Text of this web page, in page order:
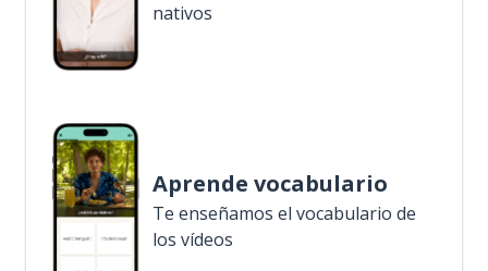
nativos
Aprende vocabulario
Te enseñamos el vocabulario de
los vídeos